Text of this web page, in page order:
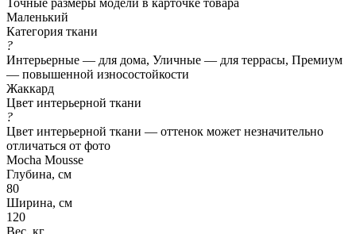
Маленький
Категория ткани
?
Интерьерные — для дома, Уличные — для террасы, Премиум
— повышенной износостойкости
Жаккард
Цвет интерьерной ткани
?
Цвет интерьерной ткани — оттенок может незначительно
отличаться от фото
Mocha Mousse
Глубина, см
80
Ширина, см
120
Вес, кг